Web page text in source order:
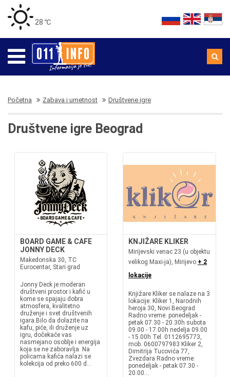
28 ℃
Početna Zabava i umetnost Društvene igre
Društvene igre Beograd
BOARD GAME & CAFE
JONNY DECK
Makedonska 30, TC
Eurocentar, Stari grad
Jonny Deck je moderan
društveni prostor i kafić u
kome se spajaju dobra
atmosfera, kvalitetno
druženje i svet društvenih
igara.Bilo da dolazite na
kafu, piće, ili druženje uz
igru, dočekaće vas
nasmejano osoblje i energija
koja se ne zaboravlja. Na
policama kafića nalazi se
kolekcija od preko 600 d...
KNJIŽARE KLIKER
Mirijevski venac 23 (u objektu
velikog Maxi-ja), Mirijevo + 2
lokacije
Knjižare Kliker se nalaze na 3
lokacije: Kliker 1, Narodnih
heroja 30, Novi Beograd
Radno vreme: ponedeljak -
petak 07.30 - 20.30h subota
09.00 - 17.00h nedelja 09.00
- 15.00h Tel. 0112695773,
mob. 0600797983 Kliker 2,
Dimitrija Tucovića 77,
Zvezdara Radno vreme:
ponedeljak - petak 07.30 -
20.00...